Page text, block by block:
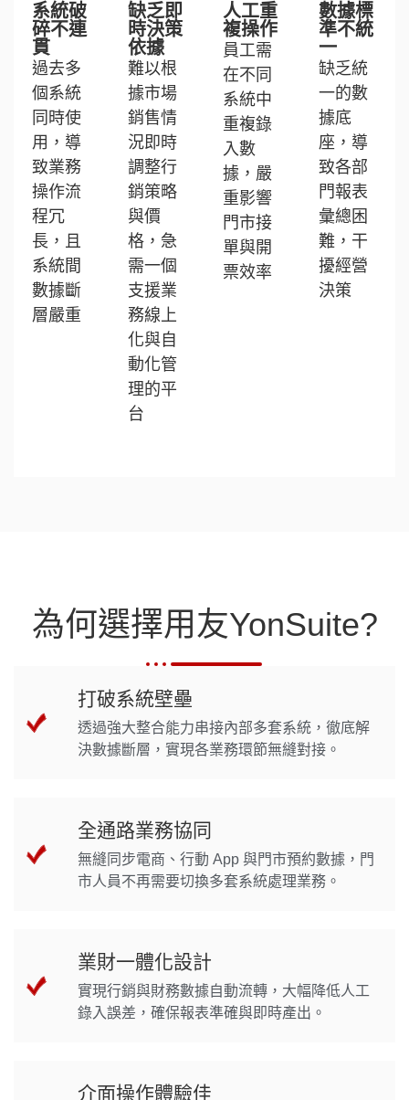
系統破
碎不連
貫
過去多
個系統
同時使
用，導
致業務
操作流
程冗
長，且
系統間
數據斷
層嚴重
缺乏即
時決策
依據
難以根
據市場
銷售情
況即時
調整行
銷策略
與價
格，急
需一個
支援業
務線上
化與自
動化管
理的平
台
人工重
複操作
員工需
在不同
系統中
重複錄
入數
據，嚴
重影響
門市接
單與開
票效率
數據標
準不統
一
缺乏統
一的數
據底
座，導
致各部
門報表
彙總困
難，干
擾經營
決策
為何選擇用友YonSuite?
打破系統壁壘
透過強大整合能力串接內部多套系統，徹底解
決數據斷層，實現各業務環節無縫對接。
全通路業務協同
無縫同步電商、行動 App 與門市預約數據，門
市人員不再需要切換多套系統處理業務。
業財一體化設計
實現行銷與財務數據自動流轉，大幅降低人工
錄入誤差，確保報表準確與即時產出。
介面操作體驗佳